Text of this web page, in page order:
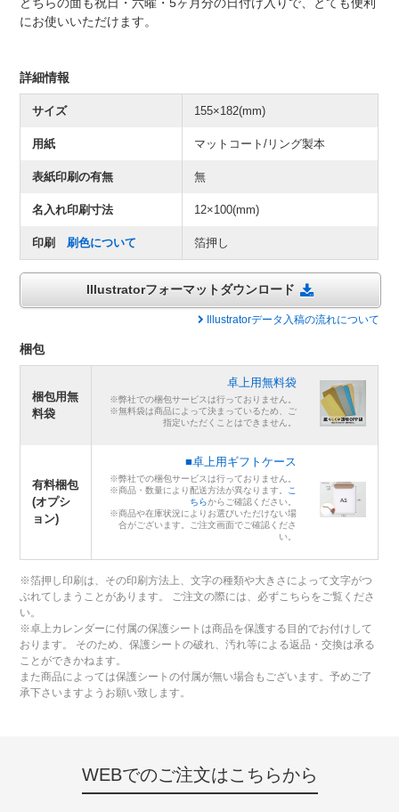
にお使いいただけます。
詳細情報
サイズ 155×182(mm)
用紙 マットコート/リング製本
表紙印刷の有無 無
名入れ印刷寸法 12×100(mm)
印刷 刷色について 箔押し
Illustratorフォーマットダウンロード
Illustratorデータ入稿の流れについて
梱包
梱包用無
料袋
卓上用無料袋
※弊社での梱包サービスは行っておりません。
※無料袋は商品によって決まっているため、ご
指定いただくことはできません。
有料梱包
(オプシ
ョン)
■卓上用ギフトケース
※弊社での梱包サービスは行っておりません。
※商品・数量により配送方法が異なります。
こ
ちらからご確認ください。
※商品や在庫状況によりお選びいただけない場
合がございます。ご注文画面でご確認くださ
い。
※箔押し印刷は、その印刷方法上、文字の種類や大きさによって文字がつ
ぶれてしまうことがあります。 ご注文の際には、必ずこちらをご覧くださ
い。
※卓上カレンダーに付属の保護シートは商品を保護する目的でお付けして
おります。 そのため、保護シートの破れ、汚れ等による返品・交換は承る
ことができかねます。
また商品によっては保護シートの付属が無い場合もございます。予めご了
承下さいますようお願い致します。
WEBでのご注文はこちらから